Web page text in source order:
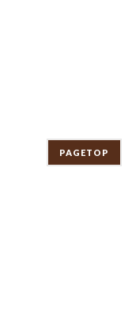
PAGETOP